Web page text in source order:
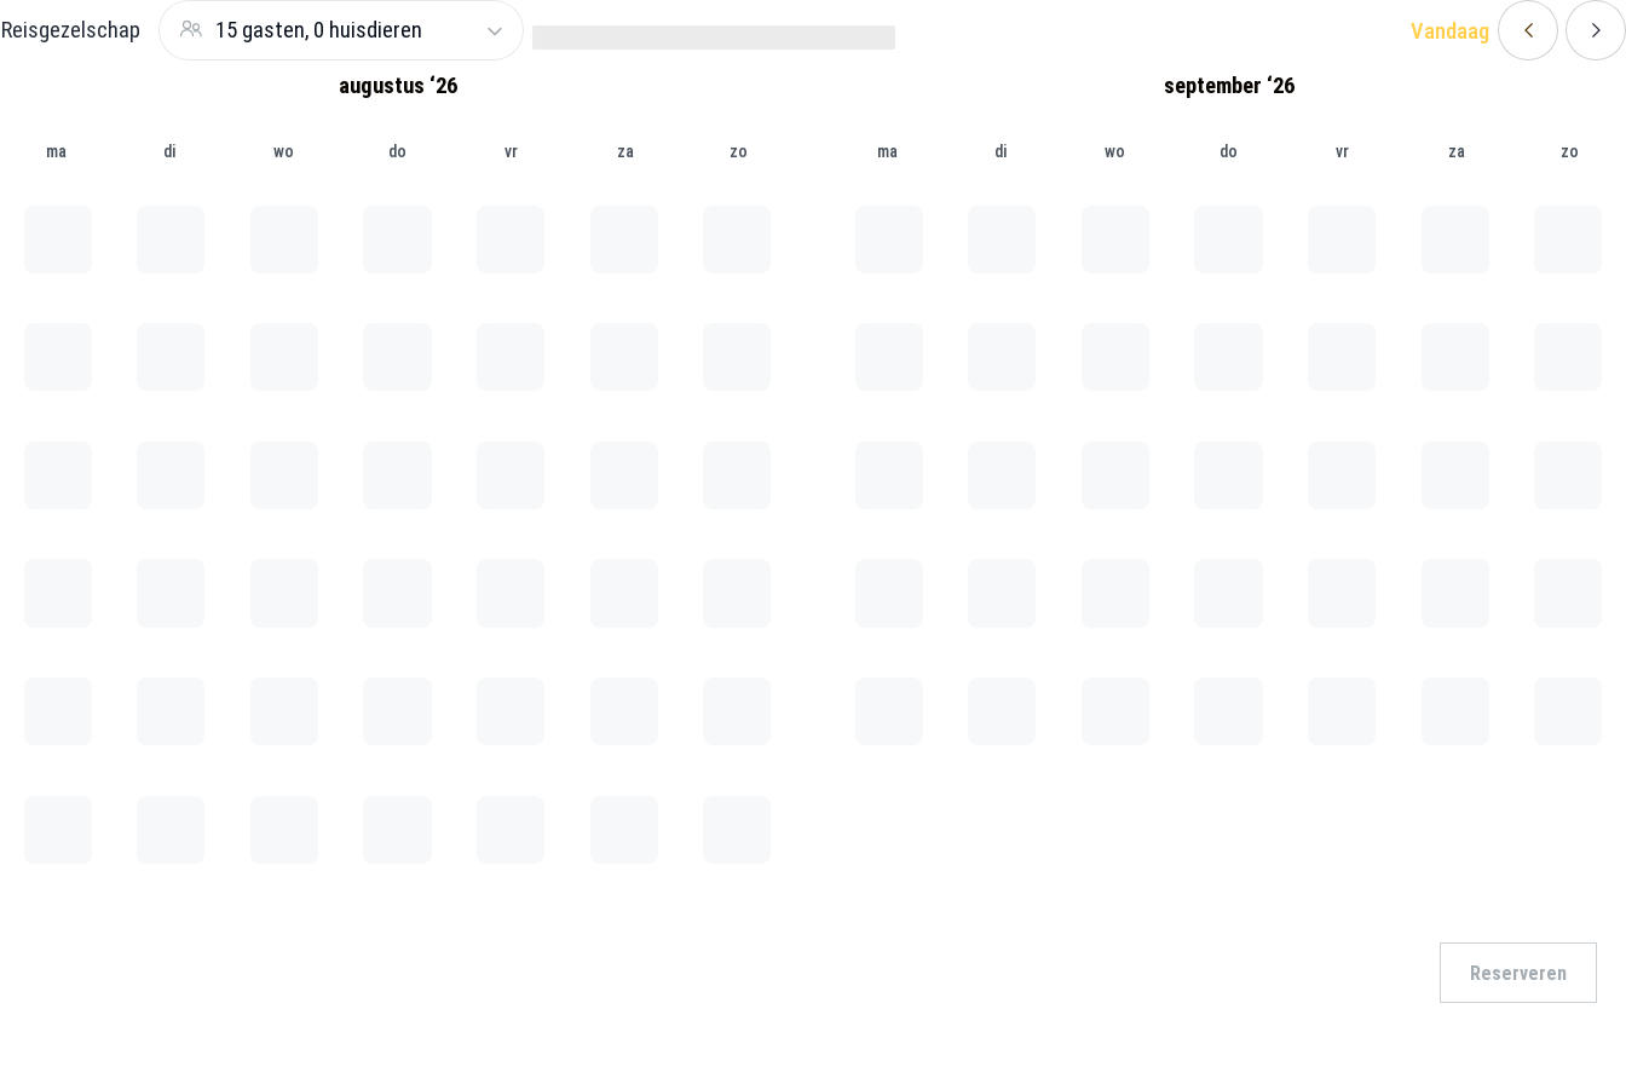
Reisgezelschap 15 gasten, 0 huisdieren Vandaag
augustus ‘26
ma di wo do vr za zo
september ‘26
ma di wo do vr za zo
Reserveren